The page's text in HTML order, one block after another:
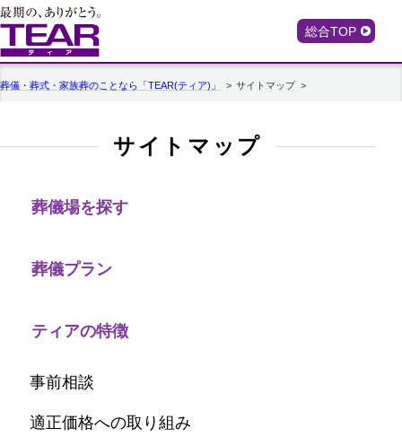
総合TOP
葬儀・葬式・家族葬のことなら「TEAR(ティア)」 サイトマップ
サイトマップ
葬儀場を探す
葬儀プラン
ティアの特徴
事前相談
適正価格への取り組み